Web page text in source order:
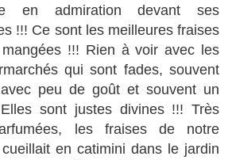
en admiration devant ses
!!! Ce sont les meilleures fraises
!!! Rien à voir avec les
qui sont fades, souvent
peu de goût et souvent un
sont justes divines !!! Très
les fraises de notre
en catimini dans le jardin